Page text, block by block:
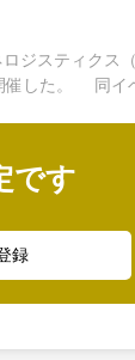
ジスティクス
催した。 同イ
です
録